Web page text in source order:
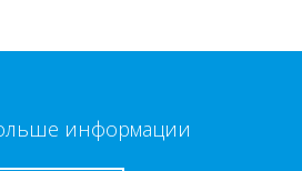
информации